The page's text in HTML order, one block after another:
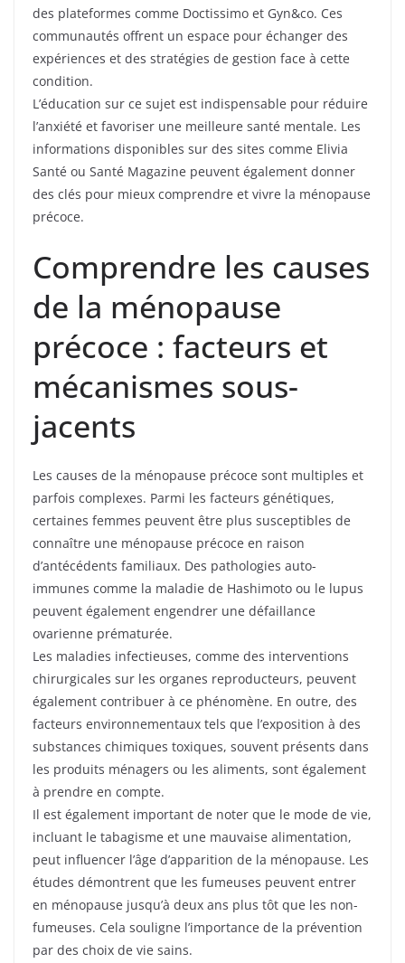
des plateformes comme Doctissimo et Gyn&co. Ces
communautés offrent un espace pour échanger des
expériences et des stratégies de gestion face à cette
condition.
L’éducation sur ce sujet est indispensable pour réduire
l’anxiété et favoriser une meilleure santé mentale. Les
informations disponibles sur des sites comme Elivia
Santé ou Santé Magazine peuvent également donner
des clés pour mieux comprendre et vivre la ménopause
précoce.
Comprendre les causes
de la ménopause
précoce : facteurs et
mécanismes sous-
jacents
Les causes de la ménopause précoce sont multiples et
parfois complexes. Parmi les facteurs génétiques,
certaines femmes peuvent être plus susceptibles de
connaître une ménopause précoce en raison
d’antécédents familiaux. Des pathologies auto-
immunes comme la maladie de Hashimoto ou le lupus
peuvent également engendrer une défaillance
ovarienne prématurée.
Les maladies infectieuses, comme des interventions
chirurgicales sur les organes reproducteurs, peuvent
également contribuer à ce phénomène. En outre, des
facteurs environnementaux tels que l’exposition à des
substances chimiques toxiques, souvent présents dans
les produits ménagers ou les aliments, sont également
à prendre en compte.
Il est également important de noter que le mode de vie,
incluant le tabagisme et une mauvaise alimentation,
peut influencer l’âge d’apparition de la ménopause. Les
études démontrent que les fumeuses peuvent entrer
en ménopause jusqu’à deux ans plus tôt que les non-
fumeuses. Cela souligne l’importance de la prévention
par des choix de vie sains.